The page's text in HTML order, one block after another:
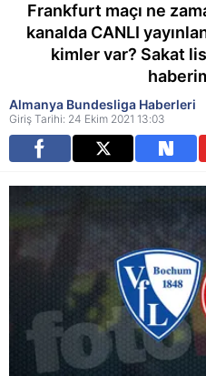
Frankfurt maçı ne
kanalda CANLI
kimler var? Sakat
Almanya Bundesliga Haberleri
Giriş Tarihi: 24 Ekim 2021 13:03